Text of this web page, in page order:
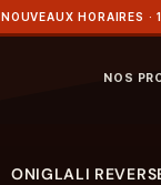
NOUVEAUX HORAIRES
NOS
ONIGLALI